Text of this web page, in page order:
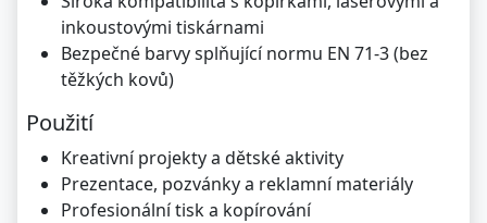
inkoustovými tiskárnami
Bezpečné barvy splňující normu EN 71-3 (bez
těžkých kovů)
Použití
Kreativní projekty a dětské aktivity
Prezentace, pozvánky a reklamní materiály
Profesionální tisk a kopírování